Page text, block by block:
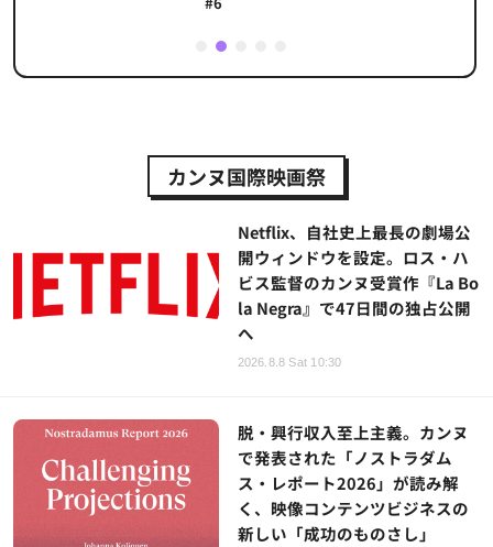
2
カンヌ国際映画祭
Netflix、自社史上最長の劇場公
開ウィンドウを設定。ロス・ハ
ビス監督のカンヌ受賞作『La Bo
la Negra』で47日間の独占公開
へ
2026.8.8 Sat 10:30
脱・興行収入至上主義。カンヌ
で発表された「ノストラダム
ス・レポート2026」が読み解
く、映像コンテンツビジネスの
新しい「成功のものさし」